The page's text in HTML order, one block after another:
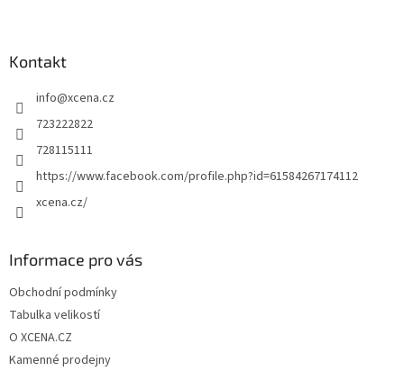
Kontakt
info@xcena.cz
723222822
728115111
https://www.facebook.com/profile.php?id=61584267174112
xcena.cz/
Informace pro vás
Obchodní podmínky
Tabulka velikostí
O XCENA.CZ
Kamenné prodejny